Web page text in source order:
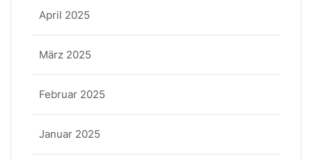
April 2025
März 2025
Februar 2025
Januar 2025